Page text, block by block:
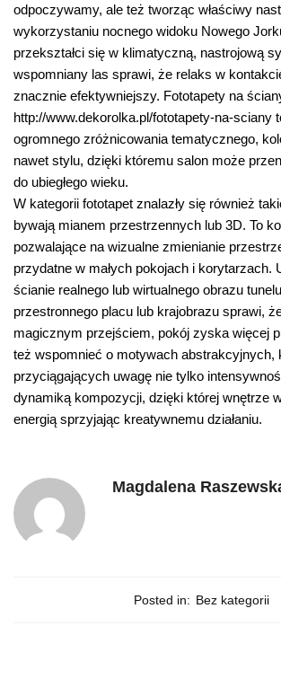
odpoczywamy, ale też tworząc właściwy
wykorzystaniu nocnego widoku Nowego
przekształci się w klimatyczną, nastrojową
wspomniany las sprawi, że relaks w
znacznie efektywniejszy. Fototapety na
http://www.dekorolka.pl/fototapety-na-sciany
ogromnego zróżnicowania tematycznego,
nawet stylu, dzięki któremu salon może
do ubiegłego wieku.
W kategorii fototapet znalazły się również
bywają mianem przestrzennych lub 3D. To
pozwalające na wizualne zmienianie
przydatne w małych pokojach i korytarzach.
ścianie realnego lub wirtualnego obrazu
przestronnego placu lub krajobrazu sprawi,
magicznym przejściem, pokój zyska więcej
też wspomnieć o motywach abstrakcyjnych,
przyciągających uwagę nie tylko
dynamiką kompozycji, dzięki której wnętrze
energią sprzyjając kreatywnemu działaniu.
Magdalena
Posted in: Bez kategorii